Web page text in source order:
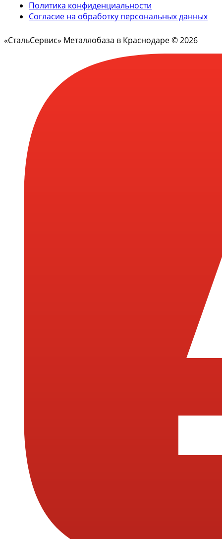
Политика конфиденциальности
Согласие на обработку персональных данных
«СтальСервис» Металлобаза в Краснодаре © 2026